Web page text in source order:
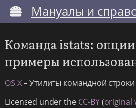
Мануалы и
Команда istats:
примеры
OS X– Утилиты командной строки
Licensed under the CC-BY(original